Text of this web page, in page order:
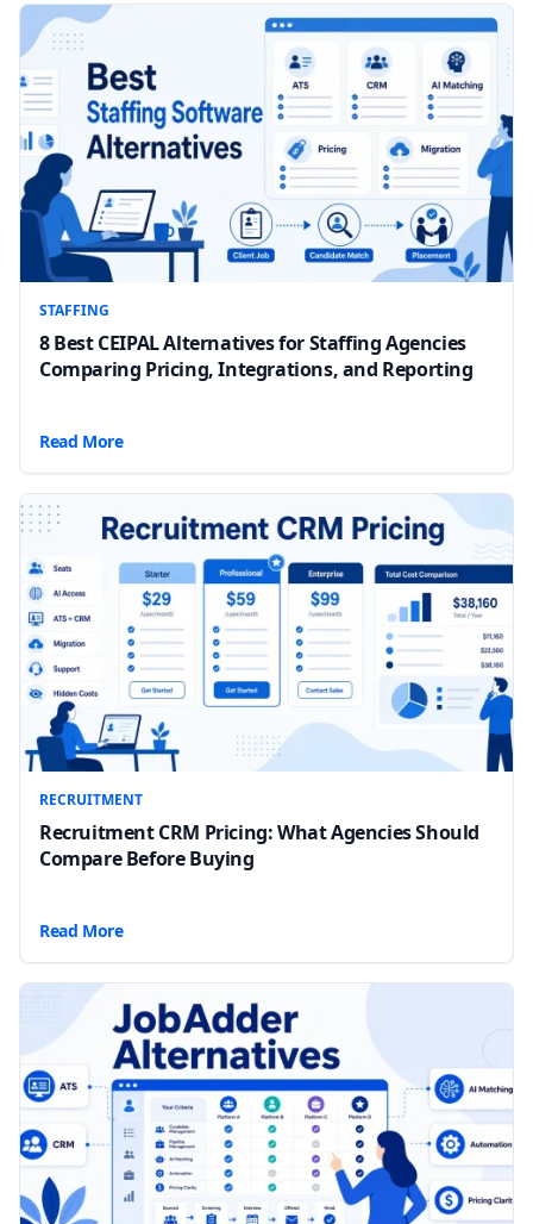
STAFFING
8 Best CEIPAL Alternatives for Staffing Agencies
Comparing Pricing, Integrations, and Reporting
Read More
RECRUITMENT
Recruitment CRM Pricing: What Agencies Should
Compare Before Buying
Read More